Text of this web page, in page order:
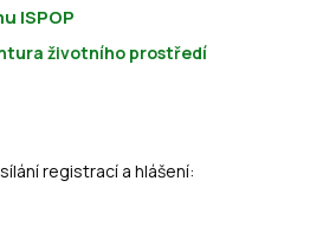
ISPOP
životního prostředí
registrací a hlášení: